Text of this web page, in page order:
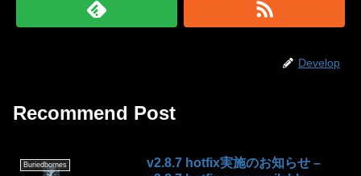
Develop
Recommend Post
Buriedbornes
v2.8.7 hotfix実施のお知らせ –